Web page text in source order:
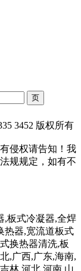
3452 版权所有
侵权请告知！我
规规定，如有不
,板式冷凝器,全焊
热器,宽流道板式
换热器清洗,板
,广西,广东,海南,
林,河北,河南,山